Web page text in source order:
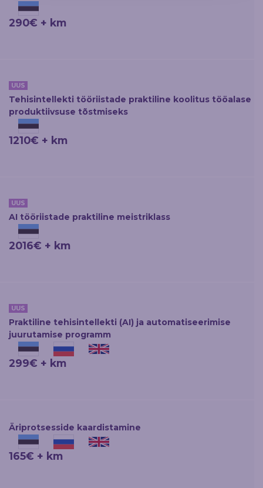
290€ + km
UUS
Tehisintellekti tööriistade praktiline koolitus tööalase
produktiivsuse tõstmiseks
1210€ + km
UUS
AI tööriistade praktiline meistriklass
2016€ + km
UUS
Praktiline tehisintellekti (AI) ja automatiseerimise
juurutamise programm
299€ + km
Äriprotsesside kaardistamine
165€ + km